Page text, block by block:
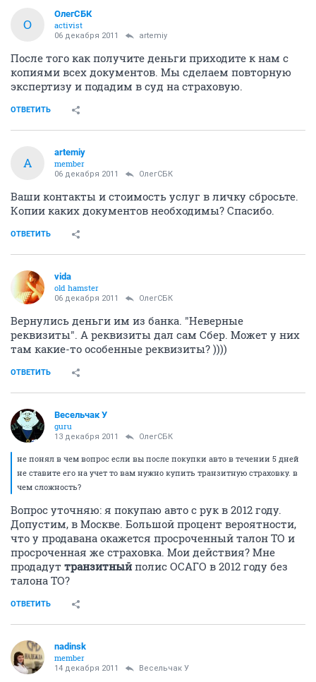
О
ОлегСБК
activist
06 декабря 2011 artemiy
После того как получите деньги приходите к нам с
копиями всех документов. Мы сделаем повторную
экспертизу и подадим в суд на страховую.
ОТВЕТИТЬ
A
artemiy
member
06 декабря 2011 ОлегСБК
Ваши контакты и стоимость услуг в личку сбросьте.
Копии каких документов необходимы? Спасибо.
ОТВЕТИТЬ
vida
old hamster
06 декабря 2011 ОлегСБК
Вернулись деньги им из банка. "Неверные
реквизиты". А реквизиты дал сам Сбер. Может у них
там какие-то особенные реквизиты? ))))
ОТВЕТИТЬ
Весельчак У
guru
13 декабря 2011 ОлегСБК
не понял в чем вопрос если вы после покупки авто в течении 5 дней
не ставите его на учет то вам нужно купить транзитную страховку. в
чем сложность?
Вопрос уточняю: я покупаю авто с рук в 2012 году.
Допустим, в Москве. Большой процент вероятности,
что у продавана окажется просроченный талон ТО и
просроченная же страховка. Мои действия? Мне
продадут транзитныйполис ОСАГО в 2012 году без
талона ТО?
ОТВЕТИТЬ
nadinsk
member
14 декабря 2011 Весельчак У